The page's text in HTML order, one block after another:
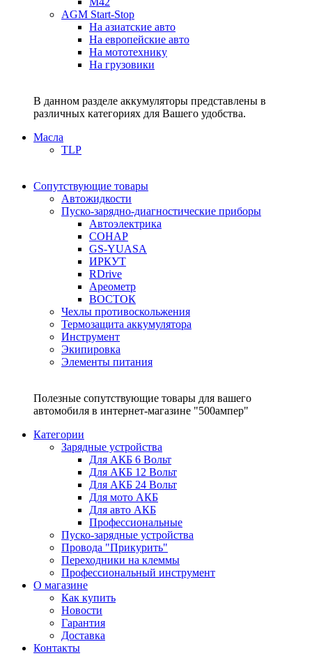
AGM Start-Stop
На азиатские авто
На европейские авто
На мототехнику
На грузовики
В данном разделе аккумуляторы представлены в
различных категориях для Вашего удобства.
Масла
TLP
Сопутствующие товары
Автожидкости
Пуско-зарядно-диагностические приборы
Автоэлектрика
СОНАР
GS-YUASA
ИРКУТ
RDrive
Ареометр
ВОСТОК
Чехлы противоскольжения
Термозащита аккумулятора
Инструмент
Экипировка
Элементы питания
Полезные сопутствующие товары для вашего
автомобиля в интернет-магазине "500ампер"
Категории
Зарядные устройства
Для АКБ 6 Вольт
Для АКБ 12 Вольт
Для АКБ 24 Вольт
Для мото АКБ
Для авто АКБ
Профессиональные
Пуско-зарядные устройства
Провода "Прикурить"
Переходники на клеммы
Профессиональный инструмент
О магазине
Как купить
Новости
Гарантия
Доставка
Контакты